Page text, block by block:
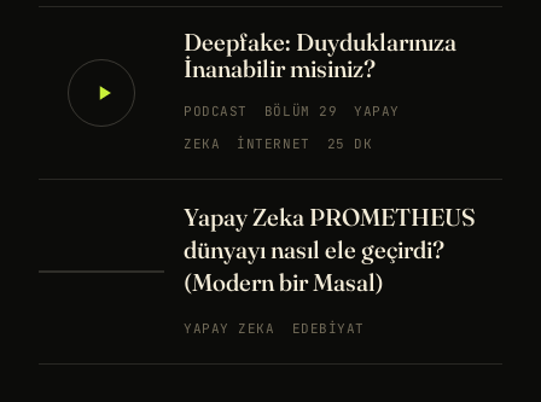
Deepfake: Duyduklarınıza
İnanabilir misiniz?
PODCAST BÖLÜM 29
YAPAY
ZEKA
İNTERNET 25 DK
Yapay Zeka PROMETHEUS
dünyayı nasıl ele geçirdi?
(Modern bir Masal)
YAPAY ZEKA EDEBIYAT